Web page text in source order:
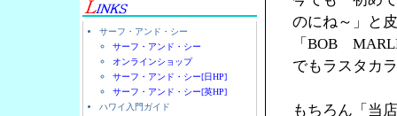
サーフ・アンド・シー
サーフ・アンド・シー
オンラインショップ
サーフ・アンド・シー[日HP]
サーフ・アンド・シー[英HP]
ハワイ入門ガイド
のにね～」と
「BOB
でもラスタカ
もちろん「当